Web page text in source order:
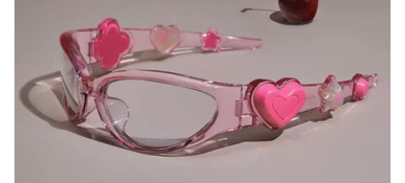
UTAZÁS
ÉLETMÓD DESIGN
BESZÉLGETÉSEK ARCOK
VIDEÓ TÖRTÉNETEK